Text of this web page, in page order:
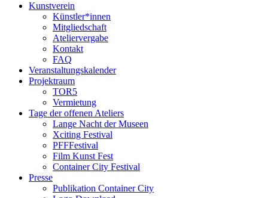
Kunstverein
Künstler*innen
Mitgliedschaft
Ateliervergabe
Kontakt
FAQ
Veranstaltungskalender
Projektraum
TOR5
Vermietung
Tage der offenen Ateliers
Lange Nacht der Museen
Xciting Festival
PFFFestival
Film Kunst Fest
Container City Festival
Presse
Publikation Container City